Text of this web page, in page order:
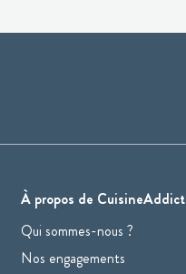
À propos de CuisineAddict
Qui sommes-nous ?
Nos engagements